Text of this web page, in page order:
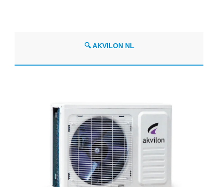
🔍 AKVILON NL